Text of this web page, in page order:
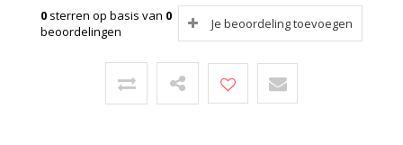
0 sterren op basis van 0
beoordelingen
Je beoordeling toevoegen